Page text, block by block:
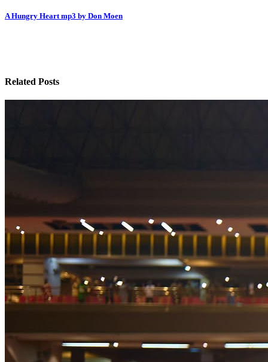
navigation
A Hungry Heart mp3 by Don Moen
Related Posts